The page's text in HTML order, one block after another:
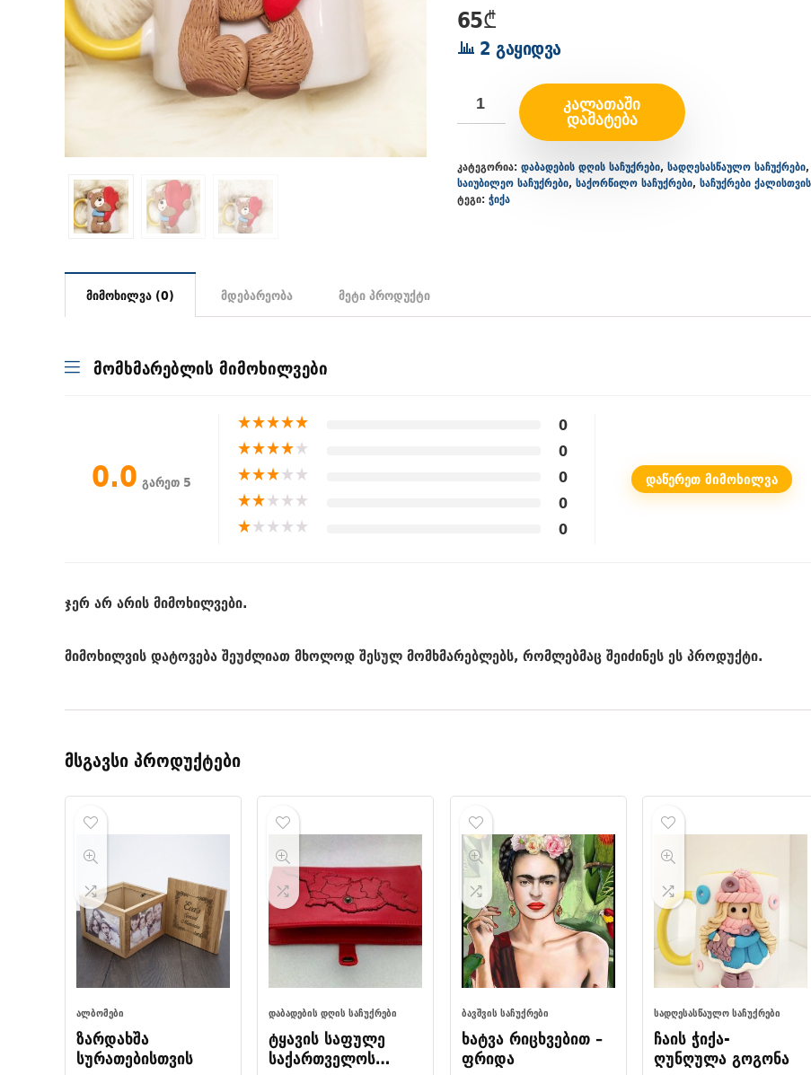
65₾
2 გაყიდვა
ᲙᲐᲚᲐᲗᲐᲨᲘ
ᲓᲐᲛᲐᲢᲔᲑᲐ
კატეგორია: დაბადების დღის საჩუქრები, სადღესასწაულო საჩუქრები,
საიუბილეო საჩუქრები, საქორწილო საჩუქრები, საჩუქრები ქალისთვის
ტეგი: ჭიქა
მიმოხილვა (0) მდებარეობა მეტი პროდუქტი
მომხმარებლის მიმოხილვები
0.0 გარეთ 5
★★★★★ 0
★★★★★ 0
★★★★★ 0
★★★★★ 0
★★★★★ 0
ᲓᲐᲬᲔᲠᲔᲗ ᲛᲘᲛᲝᲮᲘᲚᲕᲐ
ჯერ არ არის მიმოხილვები.
მიმოხილვის დატოვება შეუძლიათ მხოლოდ შესულ მომხმარებლებს, რომლებმაც შეიძინეს ეს პროდუქტი.
მსგავსი პროდუქტები
ᲐᲚᲑᲝᲛᲔᲑᲘ
ზარდახშა
სურათებისთვის
ᲓᲐᲑᲐᲓᲔᲑᲘᲡ ᲓᲦᲘᲡ ᲡᲐᲩᲣᲥᲠᲔᲑᲘ
ტყავის საფულე
საქართველოს
ᲑᲐᲕᲨᲕᲘᲡ ᲡᲐᲩᲣᲥᲠᲔᲑᲘ
ხატვა რიცხვებით –
ფრიდა
ᲡᲐᲓᲦᲔᲡᲐᲡᲬᲐᲣᲚᲝ ᲡᲐᲩᲣᲥᲠᲔᲑᲘ
ჩაის ჭიქა-
ღუნღულა გოგონა